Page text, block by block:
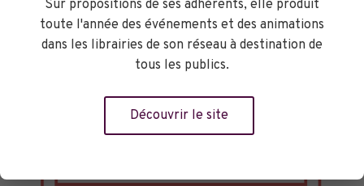
TOURNÉES GÉNÉRALES
Sur propositions de ses adhérents, elle produit
toute l'année des événements et des animations
dans les librairies de son réseau à destination de
tous les publics.
Découvrir le site